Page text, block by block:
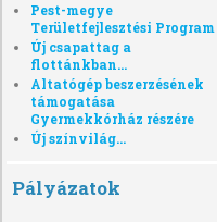
Pest-megye
Területfejlesztési Program
Új csapattag a
flottánkban...
Altatógép beszerzésének
támogatása
Gyermekkórház részére
Új színvilág...
Pályázatok